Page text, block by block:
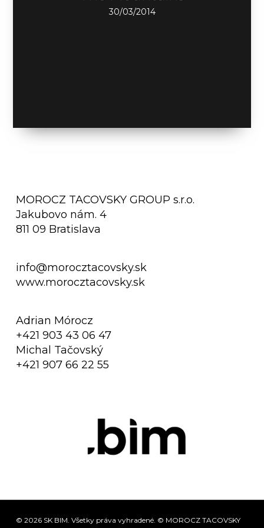
30/03/2014
MOROCZ TACOVSKY GROUP s.r.o.
Jakubovo nám. 4
811 09 Bratislava
info@morocztacovsky.sk
www.morocztacovsky.sk
Adrian Mórocz
+421 903 43 06 47
Michal Tačovský
+421 907 66 22 55
© 2026 SK BIM. Všetky práva vyhradené. © MOROCZ TACOVSKY